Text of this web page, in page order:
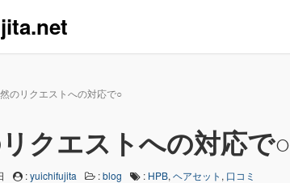
のリクエストへの対応で○
クエストへの対応で○
:yuichifujita :blog : HPB, ヘアセット , 口コミ